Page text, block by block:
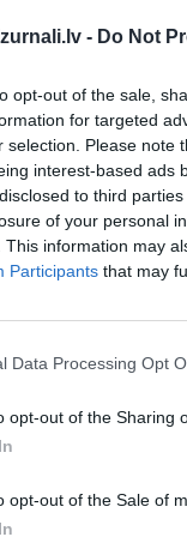
- Do Not
opt-out of the sale,
for targeted
selection. Please note
interest-based ads
to third
of your personal
This information may
Participants that may
Data Processing Opt
opt-out of the Sharing
opt-out of the Sale of
2026.
*Visas
Žurnālu
`